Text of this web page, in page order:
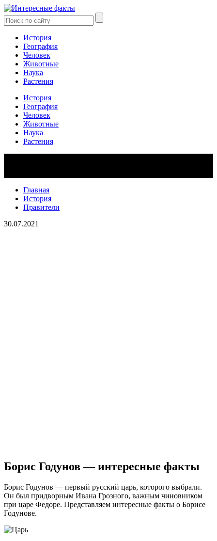
История
География
Человек
Животные
Наука
Растения
История
География
Человек
Животные
Наука
Растения
Главная
История
Правители
30.07.2021
Борис Годунов — интересные факты
Борис Годунов — первый русский царь, которого выбрали.
Он был придворным Ивана Грозного, важным чиновником
при царе Федоре. Представляем интересные факты о Борисе
Годунове.